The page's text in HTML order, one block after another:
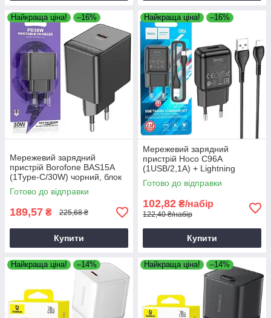
Найкраща ціна! –16%
Мережевий зарядний
пристрій Borofone BAS15A
(1Type-C/30W) чорний, блок
для зарядки
Готово до відправки
189,57 ₴ 225,68 ₴
Купити
Найкраща ціна! –16%
Мережевий зарядний
пристрій Hoco C96A
(1USB/2,1A) + Lightning
чорний, зарядка для
смартфона
Готово до відправки
102,82 ₴/набір
122,40 ₴/набір
Купити
Найкраща ціна! –14% Найкраща ціна! –14%